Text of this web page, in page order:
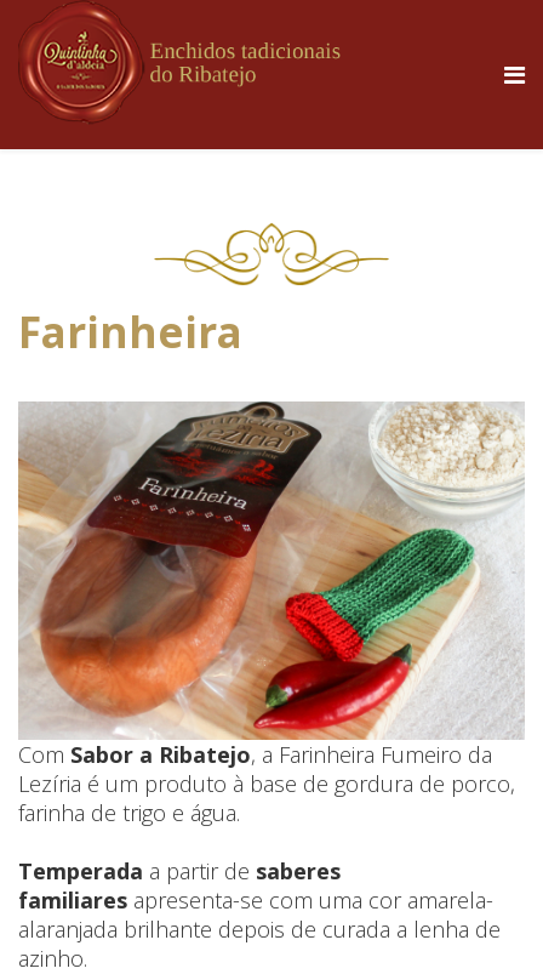
Farinheira
Com Sabor a Ribatejo, a Farinheira Fumeiro da
Lezíria é um produto à base de gordura de porco,
farinha de trigo e água.
Temperada a partir de saberes
familiares apresenta-se com uma cor amarela-
alaranjada brilhante depois de curada a lenha de
azinho.